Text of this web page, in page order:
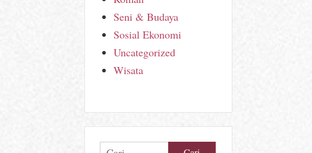
Seni & Budaya
Sosial Ekonomi
Uncategorized
Wisata
Cari